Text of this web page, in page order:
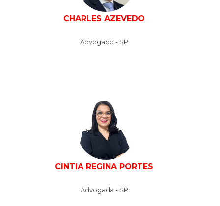
CHARLES AZEVEDO
Advogado - SP
CINTIA REGINA PORTES
Advogada - SP